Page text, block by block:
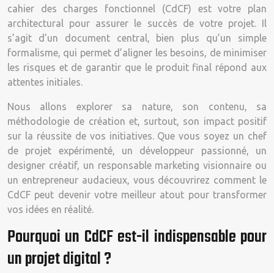
cahier des charges fonctionnel (CdCF) est votre plan
architectural pour assurer le succès de votre projet. Il
s’agit d’un document central, bien plus qu’un simple
formalisme, qui permet d’aligner les besoins, de minimiser
les risques et de garantir que le produit final répond aux
attentes initiales.
Nous allons explorer sa nature, son contenu, sa
méthodologie de création et, surtout, son impact positif
sur la réussite de vos initiatives. Que vous soyez un chef
de projet expérimenté, un développeur passionné, un
designer créatif, un responsable marketing visionnaire ou
un entrepreneur audacieux, vous découvrirez comment le
CdCF peut devenir votre meilleur atout pour transformer
vos idées en réalité.
Pourquoi un CdCF est-il indispensable pour
un projet digital ?